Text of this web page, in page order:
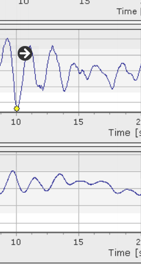
v1.1 ]